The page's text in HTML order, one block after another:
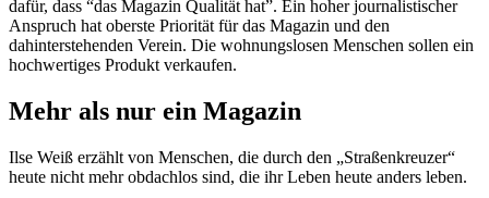
dafür, dass “das Magazin Qualität hat”. Ein hoher journalistischer
Anspruch hat oberste Priorität für das Magazin und den
dahinterstehenden Verein. Die wohnungslosen Menschen sollen ein
hochwertiges Produkt verkaufen.
Mehr als nur ein Magazin
Ilse Weiß erzählt von Menschen, die durch den „Straßenkreuzer“
heute nicht mehr obdachlos sind, die ihr Leben heute anders leben.